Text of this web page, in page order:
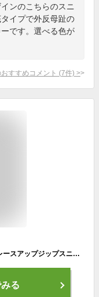
ンのこちらのスニ
イプで外反母趾の
です。選べる色が
すすめコメント (7件) >
外反母趾 靴 フィットフィット fitfit メッシュレースアップジップスニーカーWoW10【レディースシューズ】【スニーカー】
る